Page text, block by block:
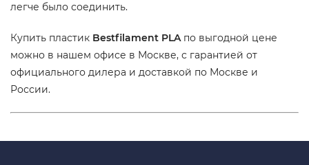
легче было соединить.
Купить пластик Bestfilament PLAпо выгодной цене
можно в нашем офисе в Москве, с гарантией от
официального дилера и доставкой по Москве и
России.